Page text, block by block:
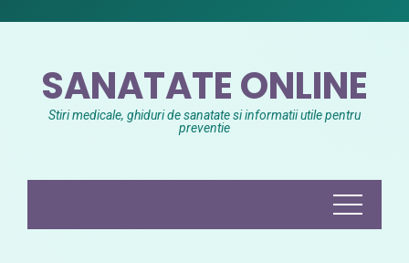
SANATATE ONLINE
Stiri medicale, ghiduri de sanatate si informatii utile pentru
preventie